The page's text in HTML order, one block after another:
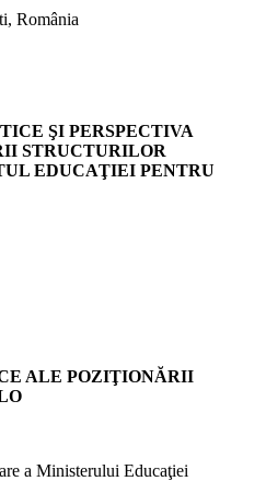
România
ŞI PERSPECTIVA
STRUCTURILOR
EDUCAŢIEI PENTRU
ALE POZIŢIONĂRII
a Ministerului Educaţiei